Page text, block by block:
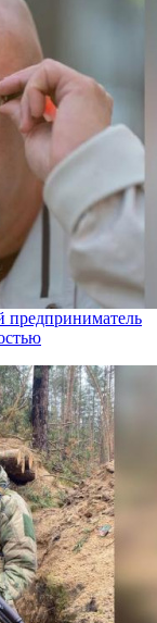
предприниматель